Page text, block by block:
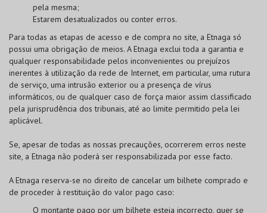
pela mesma;
Estarem desatualizados ou conter erros.
Para todas as etapas de acesso e de compra no site, a Etnaga só
possui uma obrigação de meios. A Etnaga exclui toda a garantia e
qualquer responsabilidade pelos inconvenientes ou prejuízos
inerentes à utilização da rede de Internet, em particular, uma rutura
de serviço, uma intrusão exterior ou a presença de vírus
informáticos, ou de qualquer caso de força maior assim classificado
pela jurisprudência dos tribunais, até ao limite permitido pela lei
aplicável.
Se, apesar de todas as nossas precauções, ocorrerem erros neste
site, a Etnaga não poderá ser responsabilizada por esse facto.
A Etnaga reserva-se no direito de cancelar um bilhete comprado e
de proceder à restituição do valor pago caso:
O montante pago por um bilhete esteja incorrecto, quer se